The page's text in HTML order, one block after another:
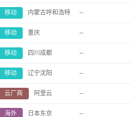
移动 内蒙古呼和浩特 --
移动 重庆 --
移动 四川成都 --
移动 辽宁沈阳 --
云厂商 阿里云 --
海外 日本东京 --